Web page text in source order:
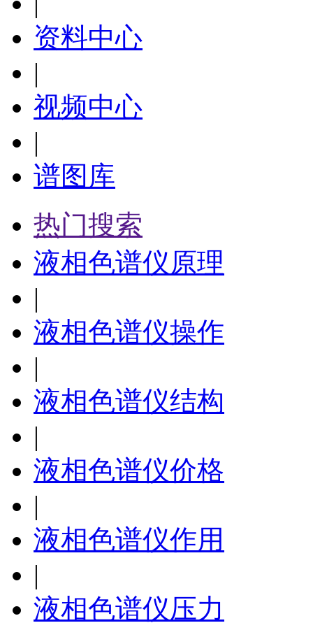
资料中心
|
视频中心
|
谱图库
热门搜索
液相色谱仪原理
|
液相色谱仪操作
|
液相色谱仪结构
|
液相色谱仪价格
|
液相色谱仪作用
|
液相色谱仪压力